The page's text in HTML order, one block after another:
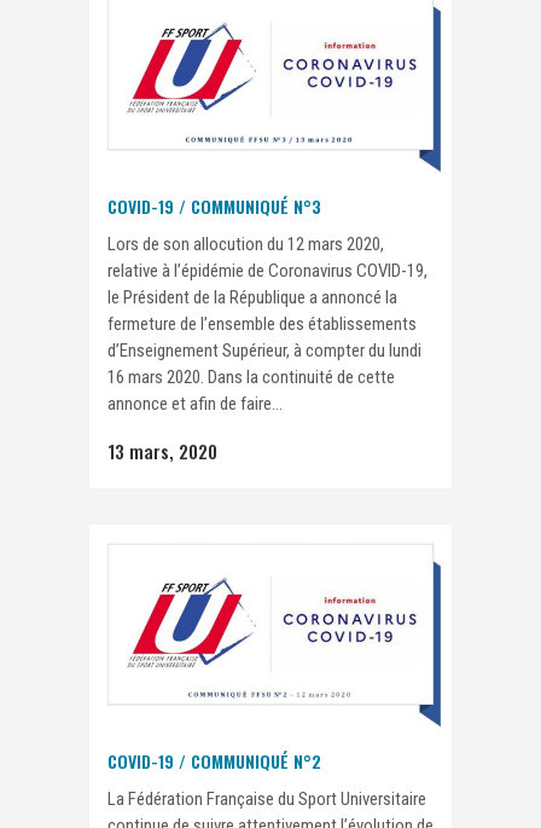
COVID-19 / COMMUNIQUÉ N°3
Lors de son allocution du 12 mars 2020,
relative à l’épidémie de Coronavirus COVID-19,
le Président de la République a annoncé la
fermeture de l’ensemble des établissements
d’Enseignement Supérieur, à compter du lundi
16 mars 2020. Dans la continuité de cette
annonce et afin de faire...
13 mars, 2020
COVID-19 / COMMUNIQUÉ N°2
La Fédération Française du Sport Universitaire